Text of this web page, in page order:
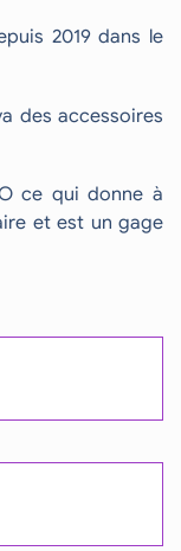
2019 dans le
des accessoires
ce qui donne à
et est un gage